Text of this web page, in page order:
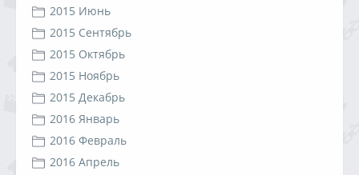
2015 Июнь
2015 Сентябрь
2015 Октябрь
2015 Ноябрь
2015 Декабрь
2016 Январь
2016 Февраль
2016 Апрель